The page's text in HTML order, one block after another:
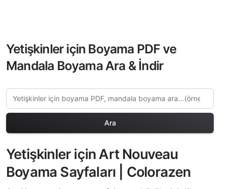
Yetişkinler için Boyama PDF ve
Mandala Boyama Ara & İndir
Ara
Yetişkinler için Art Nouveau
Boyama Sayfaları | Colorazen